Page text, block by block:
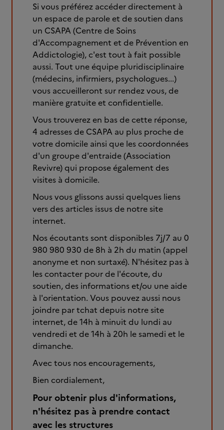
Si vous préférez accéder directement à
un espace de parole et de soutien dans
un CSAPA (Centre de Soins
d'Accompagnement et de Prévention en
Addictologie), c'est tout à fait possible
aussi. Tout une équipe pluridisciplinaire
(médecins, infirmiers, psychologues...)
vous accueilleront sur rendez vous, de
manière gratuite et confidentielle.
Vous trouverez en bas de cette réponse,
4 adresses de CSAPA au plus proche de
votre domicile ainsi que les coordonnées
d'un groupe d'entraide (Association
Revivre) qui propose également des
visites à domicile.
Nous vous glissons aussi quelques liens
vers des articles issus de notre site
internet.
Nos écoutants sont disponibles 7j/7 au 0
980 980 930 de 8h à 2h du matin (appel
anonyme et non surtaxé). N'hésitez pas à
les contacter pour de l'écoute, du
soutien, des informations et/ou une aide
à l'orientation. Vous pouvez aussi nous
joindre par tchat depuis notre site
internet, de 14h à minuit du lundi au
vendredi et de 14h à 20h le samedi et le
dimanche.
Avec tous nos encouragements,
Bien cordialement,
Pour obtenir plus d'informations,
n'hésitez pas à prendre contact
avec les structures